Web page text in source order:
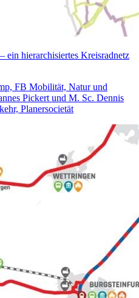
ein hierarchisiertes Kreisradnetz
FB Mobilität, Natur und
Pickert und M. Sc. Dennis
Planersocietät